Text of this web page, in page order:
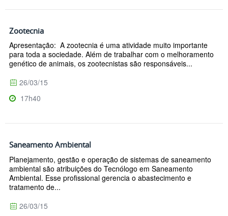
Zootecnia
Apresentação: A zootecnia é uma atividade muito importante
para toda a sociedade. Além de trabalhar com o melhoramento
genético de animais, os zootecnistas são responsáveis...
26/03/15
17h40
Saneamento Ambiental
Planejamento, gestão e operação de sistemas de saneamento
ambiental são atribuições do Tecnólogo em Saneamento
Ambiental. Esse profissional gerencia o abastecimento e
tratamento de...
26/03/15